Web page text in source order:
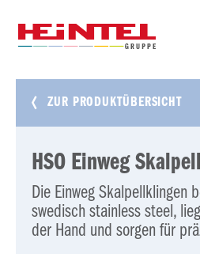
ZUR PRODUKTÜBERSICHT
HSO Einweg
Die Einweg Skalpellklingen
swedisch stainless steel,
der Hand und sorgen für